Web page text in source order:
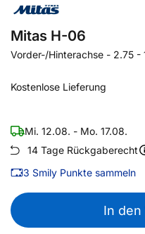
Mitas H-06
Vorder-/Hinterachse - 2.75 -
Kostenlose Lieferung
Mi. 12.08. - Mo. 17.08.
14 Tage Rückgaberecht
3 Smily Punkte sammeln
In den